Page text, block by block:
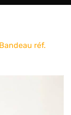
Bandeau réf.